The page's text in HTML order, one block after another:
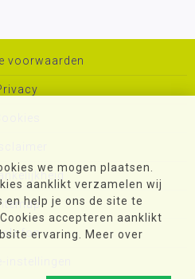
we mogen plaatsen.
aanklikt verzamelen wij
en help je ons de site te
accepteren aanklikt
ervaring. Meer over
voorwaarden